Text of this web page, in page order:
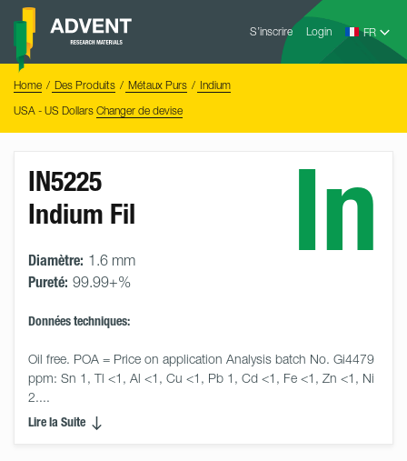
Skip
content
S’inscrire Login
Advent
Home Des Produits Métaux Purs
Indium
USA - US Dollars Changer de devise
In
IN5225
Indium Fil
Diamètre: 1.6 mm
Pureté: 99.99+%
Données techniques:
Oil free. POA = Price on application Analysis batch No. Gi4479
ppm: Sn 1, Tl <1, Al <1, Cu <1, Pb 1, Cd <1, Fe <1, Zn <1, Ni
2....
Lire la Suite